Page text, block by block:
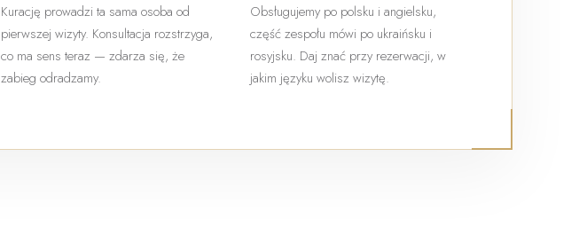
Kurację prowadzi ta sama osoba od
pierwszej wizyty. Konsultacja rozstrzyga,
co ma sens teraz — zdarza się, że
zabieg odradzamy.
Obsługujemy po polsku i angielsku,
część zespołu mówi po ukraińsku i
rosyjsku. Daj znać przy rezerwacji, w
jakim języku wolisz wizytę.